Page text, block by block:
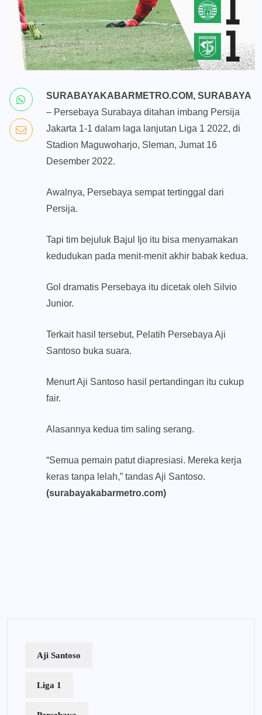
SURABAYAKABARMETRO.COM, SURABAYA
– Persebaya Surabaya ditahan imbang Persija
Jakarta 1-1 dalam laga lanjutan Liga 1 2022, di
Stadion Maguwoharjo, Sleman, Jumat 16
Desember 2022.
Awalnya, Persebaya sempat tertinggal dari
Persija.
Tapi tim bejuluk Bajul Ijo itu bisa menyamakan
kedudukan pada menit-menit akhir babak kedua.
Gol dramatis Persebaya itu dicetak oleh Silvio
Junior.
Terkait hasil tersebut, Pelatih Persebaya Aji
Santoso buka suara.
Menurt Aji Santoso hasil pertandingan itu cukup
fair.
Alasannya kedua tim saling serang.
“Semua pemain patut diapresiasi. Mereka kerja
keras tanpa lelah,” tandas Aji Santoso.
(surabayakabarmetro.com)
Aji Santoso
Liga 1